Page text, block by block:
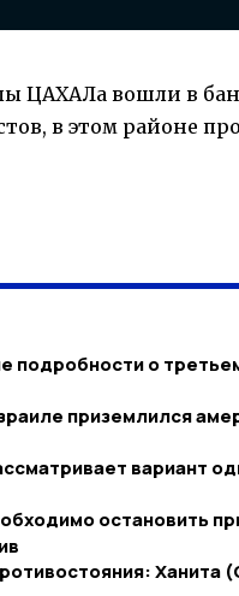
ЦАХАЛа вошли в
в этом районе
о
приземлился
вариант
остановить